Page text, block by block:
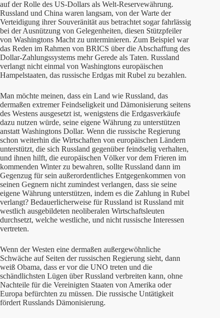
auf der Rolle des US-Dollars als Welt-Reservewährung.
Russland und China waren langsam, von der Warte der
Verteidigung ihrer Souveränität aus betrachtet sogar fahrlässig
bei der Ausnützung von Gelegenheiten, diesen Stützpfeiler
von Washingtons Macht zu unterminieren. Zum Beispiel war
das Reden im Rahmen von BRICS über die Abschaffung des
Dollar-Zahlungssystems mehr Gerede als Taten. Russland
verlangt nicht einmal von Washingtons europäischen
Hampelstaaten, das russische Erdgas mit Rubel zu bezahlen.
Man möchte meinen, dass ein Land wie Russland, das
dermaßen extremer Feindseligkeit und Dämonisierung seitens
des Westens ausgesetzt ist, wenigstens die Erdgasverkäufe
dazu nutzen würde, seine eigene Währung zu unterstützen
anstatt Washingtons Dollar. Wenn die russische Regierung
schon weiterhin die Wirtschaften von europäischen Ländern
unterstützt, die sich Russland gegenüber feindselig verhalten,
und ihnen hilft, die europäischen Völker vor dem Frieren im
kommenden Winter zu bewahren, sollte Russland dann im
Gegenzug für sein außerordentliches Entgegenkommen von
seinen Gegnern nicht zumindest verlangen, dass sie seine
eigene Währung unterstützen, indem es die Zahlung in Rubel
verlangt? Bedauerlicherweise für Russland ist Russland mit
westlich ausgebildeten neoliberalen Wirtschaftsleuten
durchsetzt, welche westliche, und nicht russische Interessen
vertreten.
Wenn der Westen eine dermaßen außergewöhnliche
Schwäche auf Seiten der russischen Regierung sieht, dann
weiß Obama, dass er vor die UNO treten und die
schändlichsten Lügen über Russland verbreiten kann, ohne
Nachteile für die Vereinigten Staaten von Amerika oder
Europa befürchten zu müssen. Die russische Untätigkeit
fördert Russlands Dämonisierung.